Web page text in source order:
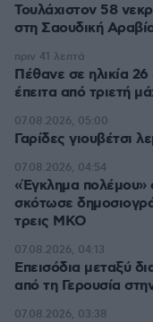
Τουλάχιστον 58
στη Σαουδική
Πέθανε σε ηλικία
έπειτα από τριετή
πριν 41 λεπτά
Γαρίδες γιουβέτσι
07.08.2026, 05:00
«Έγκλημα πολέμου»
σκότωσε
τρεις ΜΚΟ
07.08.2026, 04:54
Επεισόδια μεταξύ
από τη Γερουσία
07.08.2026, 04:13
07.08.2026, 03:38